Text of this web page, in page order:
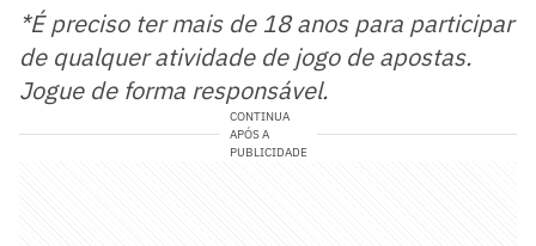
*É preciso ter mais de 18 anos para participar
de qualquer atividade de jogo de apostas.
Jogue de forma responsável.
CONTINUA
APÓS A
PUBLICIDADE